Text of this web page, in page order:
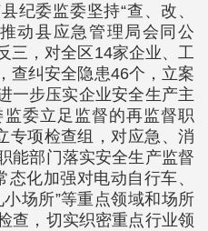
纪委监委坚持“查、改、
动县应急管理局会同公
三，对全区14家企业、工
查纠安全隐患46个，立案
一步压实企业安全生产主
委立足监督的再监督职
专项检查组，对应急、消
能部门落实安全生产监督
化加强对电动自行车、
场所”等重点领域和场所
查，切实织密重点行业领